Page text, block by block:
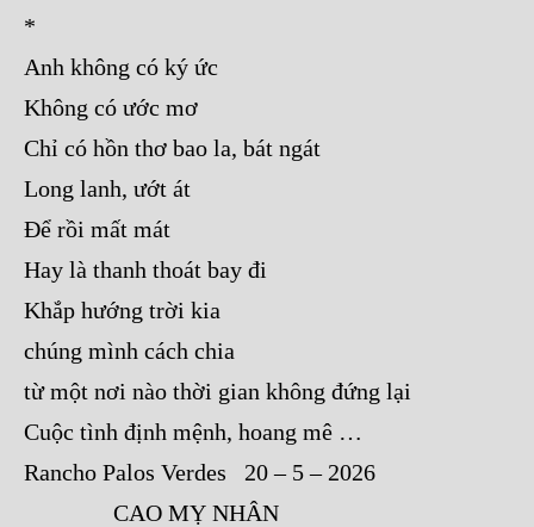
*
Anh không có ký ức
Không có ước mơ
Chỉ có hồn thơ bao la, bát ngát
Long lanh, ướt át
Để rồi mất mát
Hay là thanh thoát bay đi
Khắp hướng trời kia
chúng mình cách chia
từ một nơi nào thời gian không đứng lại
Cuộc tình định mệnh, hoang mê …
Rancho Palos Verdes 20 – 5 – 2026
CAO MỴ NHÂN